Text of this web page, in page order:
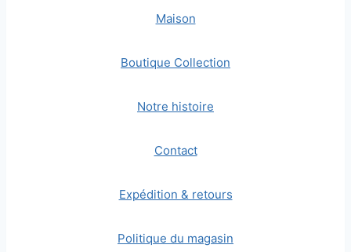
Maison
Boutique Collection
Notre histoire
Contact
Expédition & retours
Politique du magasin